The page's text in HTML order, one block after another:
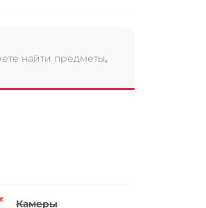
найти предметы,
Камеры